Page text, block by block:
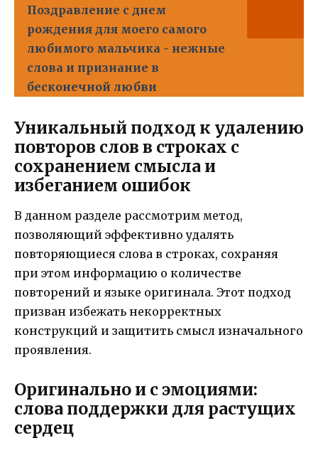
Поздравление с днем
рождения для моего самого
любимого мальчика - нежные
слова и признание в
бесконечной любви
Уникальный подход к удалению
повторов слов в строках с
сохранением смысла и
избеганием ошибок
В данном разделе рассмотрим метод,
позволяющий эффективно удалять
повторяющиеся слова в строках, сохраняя
при этом информацию о количестве
повторений и языке оригинала. Этот подход
призван избежать некорректных
конструкций и защитить смысл изначального
проявления.
Оригинально и с эмоциями:
слова поддержки для растущих
сердец